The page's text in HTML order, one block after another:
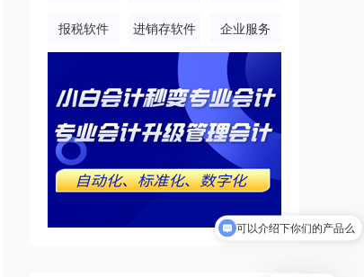
报税软件 进销存软件 企业服务
可以介绍下你们的产品么